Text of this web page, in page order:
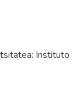
Instituto